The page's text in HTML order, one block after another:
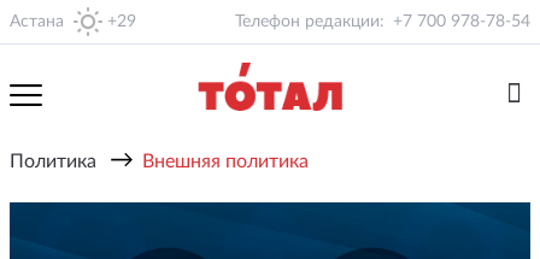
Астана +29 Телефон редакции: +7 700 978-78-54
Политика → Внешняя политика